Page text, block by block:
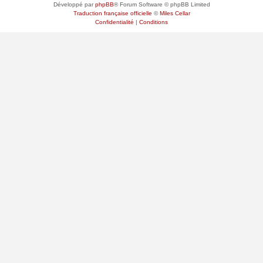
Développé parphpBB® Forum Software © phpBB Limited
Traduction française officielle ©Miles Cellar
Confidentialité | Conditions